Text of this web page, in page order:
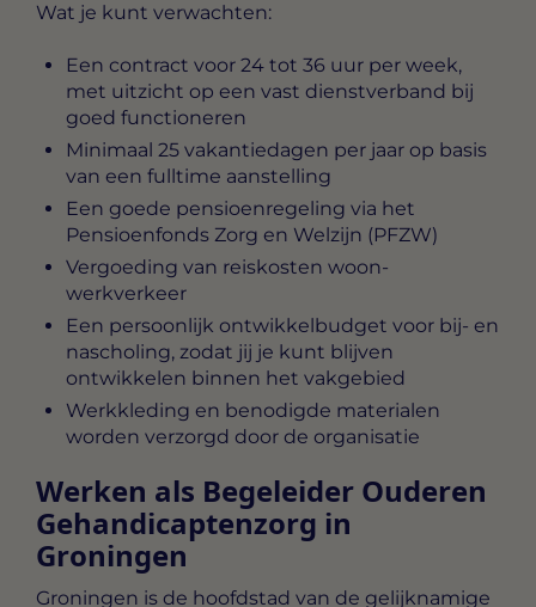
Wat je kunt verwachten:
Een contract voor 24 tot 36 uur per week,
met uitzicht op een vast dienstverband bij
goed functioneren
Minimaal 25 vakantiedagen per jaar op basis
van een fulltime aanstelling
Een goede pensioenregeling via het
Pensioenfonds Zorg en Welzijn (PFZW)
Vergoeding van reiskosten woon-
werkverkeer
Een persoonlijk ontwikkelbudget voor bij- en
nascholing, zodat jij je kunt blijven
ontwikkelen binnen het vakgebied
Werkkleding en benodigde materialen
worden verzorgd door de organisatie
Werken als Begeleider Ouderen
Gehandicaptenzorg in
Groningen
Groningen is de hoofdstad van de gelijknamige